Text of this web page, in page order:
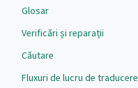
Glosar
Verificări și reparații
Căutare
Fluxuri de lucru de traducere